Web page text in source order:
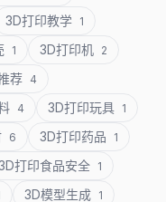
3D打印教学 1
1 3D打印机 2
荐 4
4 3D打印玩具 1
6 3D打印药品 1
打印食品安全 1
3D模型生成 1